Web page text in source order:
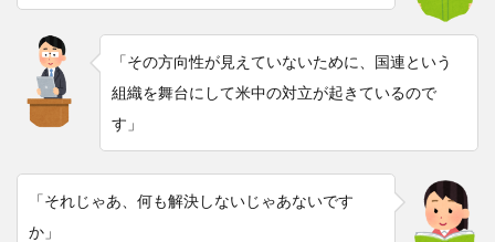
「その方向性が見えていないために、国連という
組織を舞台にして米中の対立が起きているので
す」
「それじゃあ、何も解決しないじゃあないです
か」